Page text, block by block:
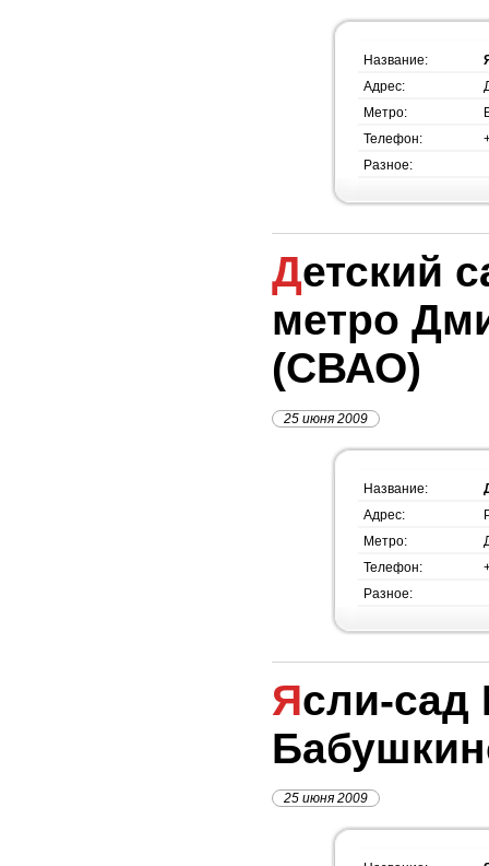
Название:
Адрес:
Метро:
Телефон:
Разное:
Детский сад №1262,
метро
(СВАО)
25 июня 2009
Название:
Адрес:
Метро:
Телефон:
Разное:
Ясли-сад №1255, метро
25 июня 2009